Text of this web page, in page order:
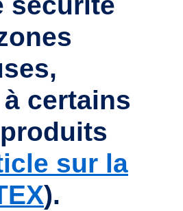
,
certains
sur la
).